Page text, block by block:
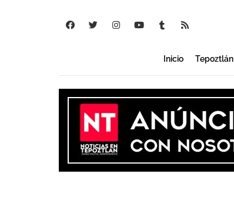
Inicio Tepoztlán